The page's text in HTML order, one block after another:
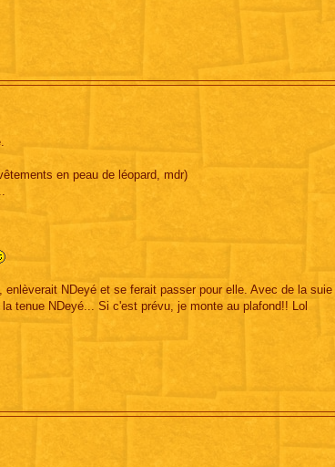
en peau de léopard, mdr)
NDeyé et se ferait passer pour elle. Avec de la suie
tenue NDeyé... Si c'est prévu, je monte au plafond!! Lol